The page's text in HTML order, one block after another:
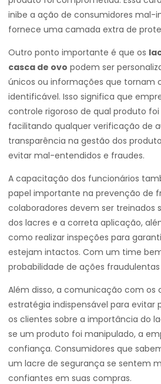
inibe a ação de consumidores mal-
fornece uma camada extra de
Outro ponto importante é que os
casca de ovo podem ser
únicos ou informações que tornam
identificável. Isso significa que
controle rigoroso de qual produto
facilitando qualquer verificação de
transparência na gestão dos
evitar mal-entendidos e fraudes.
A capacitação dos funcionários
papel importante na prevenção de
colaboradores devem ser treinados
dos lacres e a correta aplicação,
como realizar inspeções para
estejam intactos. Com um time
probabilidade de ações
Além disso, a comunicação com os
estratégia indispensável para evitar
os clientes sobre a importância do
se um produto foi manipulado, a
confiança. Consumidores que
um lacre de segurança se sentem
confiantes em suas compras.